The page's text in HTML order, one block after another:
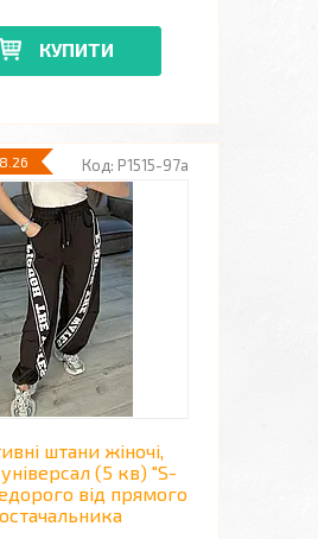
КУПИТИ
P1515-97a
штани жіночі,
(5 кв) "S-
від прямого